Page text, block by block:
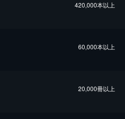
420,000本以上
60,000本以上
20,000冊以上